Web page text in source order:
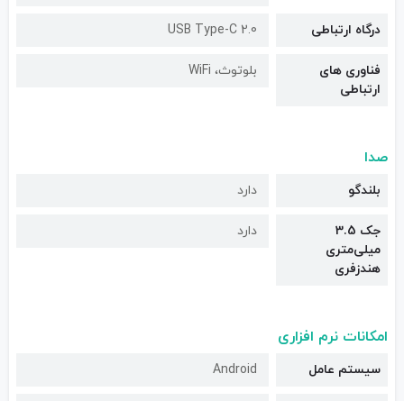
درگاه ارتباطی USB Type-C 2.0
فناوری های
ارتباطی
بلوتوث، WiFi
صدا
بلندگو دارد
جک 3.5
میلی‌متری
هندزفری
دارد
امکانات نرم افزاری
سیستم عامل Android